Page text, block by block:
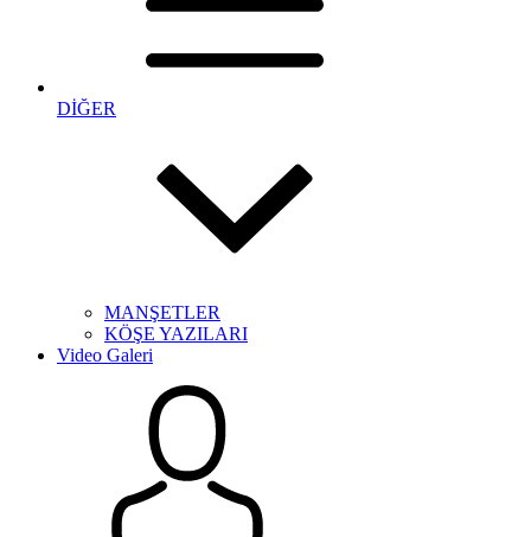
DİĞER
MANŞETLER
KÖŞE YAZILARI
Video Galeri